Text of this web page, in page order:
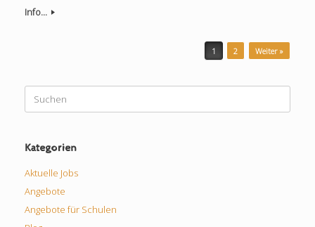
Info...
1 2 Weiter »
Suchen
nach:
Kategorien
Aktuelle Jobs
Angebote
Angebote für Schulen